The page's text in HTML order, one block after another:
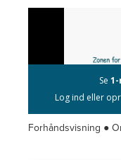
Forhåndsvisning ●